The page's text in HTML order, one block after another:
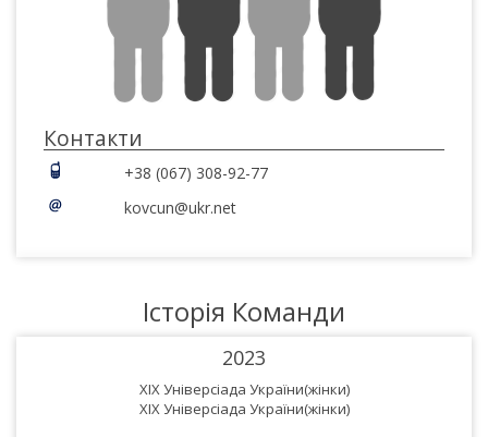
Контакти
+38 (067) 308-92-77
kovcun@ukr.net
Історія Команди
2023
XIX Універсіада України(жінки)
XIX Універсіада України(жінки)